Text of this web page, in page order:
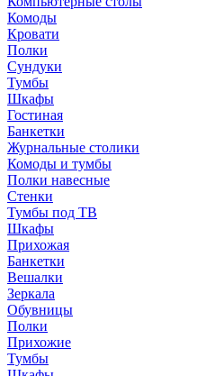
Комоды
Кровати
Полки
Сундуки
Тумбы
Шкафы
Гостиная
Банкетки
Журнальные столики
Комоды и тумбы
Полки навесные
Стенки
Тумбы под ТВ
Шкафы
Прихожая
Банкетки
Вешалки
Зеркала
Обувницы
Полки
Прихожие
Тумбы